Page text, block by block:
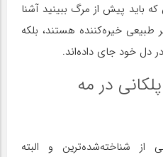
باید پیش از مرگ ببینید آشنا
طبیعی خیره‌کننده هستند، بلکه
دل خود جای داده‌اند.
از شناخته‌شده‌ترین و البته